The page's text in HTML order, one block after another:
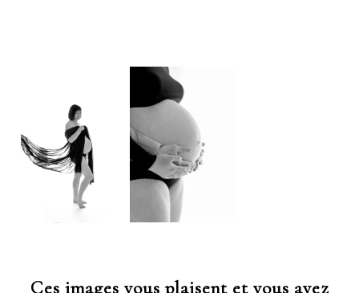
Ces images vous plaisent et vous avez